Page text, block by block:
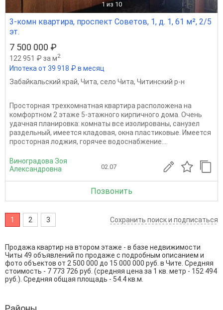
1 из 10
3-комн квартира, проспект Советов, 1, д. 1, 61 м², 2/5
эт.
7 500 000 ₽
122 951 ₽ за м2
Ипотека от 39 918 ₽ в месяц
Забайкальский край, Чита, село Чита, Читинский р-н
Просторная трехкомнатная квартира расположена на
комфортном 2 этаже 5-этажного кирпичного дома. Очень
удачная планировка: комнаты все изолированы, санузел
раздельный, имеется кладовая, окна пластиковые. Имеется
просторная лоджия, горячее водоснабжение....
Виноградова Зоя
Александровна
02.07
Позвонить
1 2 3 Сохранить поиск и подписаться
Продажа квартир на втором этаже - в базе недвижимости
Читы 49 объявлений по продаже с подробным описанием и
фото объектов от 2 500 000 до 15 000 000 руб. в Чите. Средняя
стоимость - 7 773 726 руб. (средняя цена за 1 кв. метр - 152 494
руб.). Средняя общая площадь - 54.4 кв.м.